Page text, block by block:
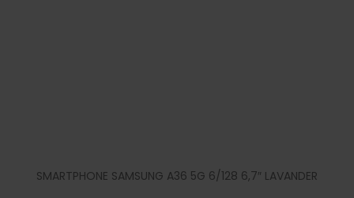
SMARTPHONE SAMSUNG A36 5G 6/128 6,7″ LAVANDER